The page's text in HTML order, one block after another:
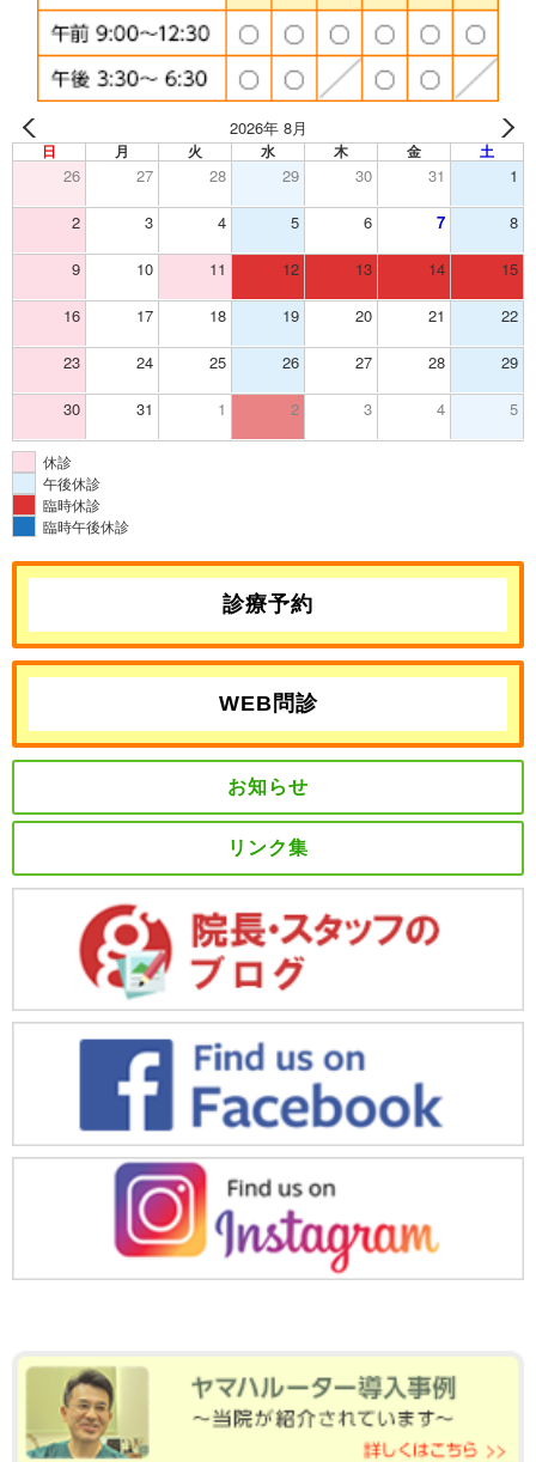
2026年 8月
日 月 火 水 木 金 土
26 27 28 29 30 31 1
2 3 4 5 6 7 8
9 10 11 12 13 14 15
16 17 18 19 20 21 22
23 24 25 26 27 28 29
30 31 1 2 3 4 5
休診
午後休診
臨時休診
臨時午後休診
診療予約
WEB問診
お知らせ
リンク集